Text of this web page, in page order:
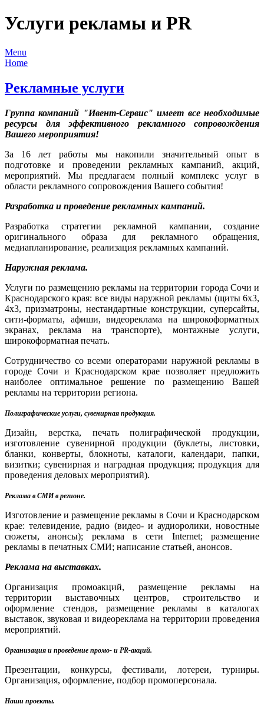
Услуги рекламы и PR
Menu
Home
Рекламные услуги
Группа компаний "Ивент-Сервис" имеет все необходимые
ресурсы для эффективного рекламного сопровождения
Вашего мероприятия!
За 16 лет работы мы накопили значительный опыт в
подготовке и проведении рекламных кампаний, акций,
мероприятий. Мы предлагаем полный комплекс услуг в
области рекламного сопровождения Вашего события!
Разработка и проведение рекламных кампаний.
Разработка стратегии рекламной кампании, создание
оригинального образа для рекламного обращения,
медиапланирование, реализация рекламных кампаний.
Наружная реклама.
Услуги по размещению рекламы на территории города Сочи и
Краснодарского края: все виды наружной рекламы (щиты 6x3,
4x3, призматроны, нестандартные конструкции, суперсайты,
сити-форматы, афиши, видеореклама на широкоформатных
экранах, реклама на транспорте), монтажные услуги,
широкоформатная печать.
Сотрудничество со всеми операторами наружной рекламы в
городе Сочи и Краснодарском крае позволяет предложить
наиболее оптимальное решение по размещению Вашей
рекламы на территории региона.
Полиграфические услуги, сувенирная продукция.
Дизайн, верстка, печать полиграфической продукции,
изготовление сувенирной продукции (буклеты, листовки,
бланки, конверты, блокноты, каталоги, календари, папки,
визитки; сувенирная и наградная продукция; продукция для
проведения деловых мероприятий).
Реклама в СМИ в регионе.
Изготовление и размещение рекламы в Сочи и Краснодарском
крае: телевидение, радио (видео- и аудиоролики, новостные
сюжеты, анонсы); реклама в сети Internet; размещение
рекламы в печатных СМИ; написание статьей, анонсов.
Реклама на выставках.
Организация промоакций, размещение рекламы на
территории выставочных центров, строительство и
оформление стендов, размещение рекламы в каталогах
выставок, звуковая и видеореклама на территории проведения
мероприятий.
Организация и проведение промо- и PR-акций.
Презентации, конкурсы, фестивали, лотереи, турниры.
Организация, оформление, подбор промоперсонала.
Наши проекты.